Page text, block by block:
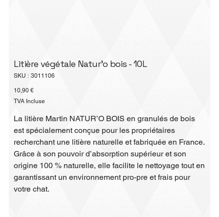
Litière végétale Natur'o bois - 10L
SKU : SKU
3011106
Prix
10,90 €
TVA Incluse
La litière Martin NATUR’O BOIS en granulés de bois
est spécialement conçue pour les propriétaires
recherchant une litière naturelle et fabriquée en France.
Grâce à son pouvoir d’absorption supérieur et son
origine 100 % naturelle, elle facilite le nettoyage tout en
garantissant un environnement pro-pre et frais pour
votre chat.